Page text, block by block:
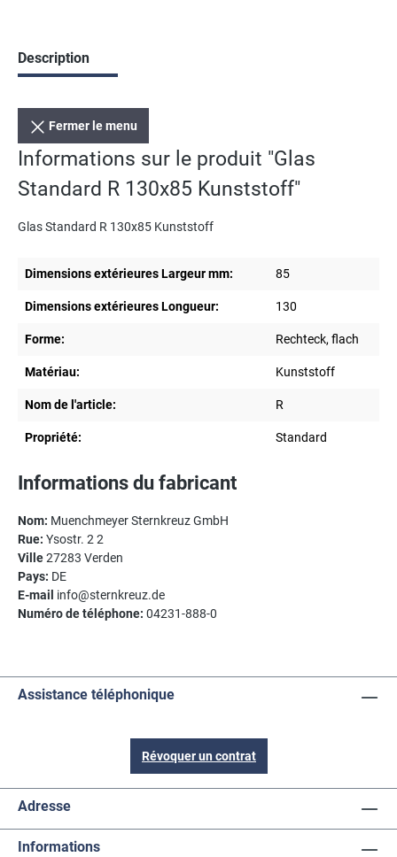
Description
Fermer le menu
Informations sur le produit "Glas
Standard R 130x85 Kunststoff"
Glas Standard R 130x85 Kunststoff
Dimensions extérieures Largeur mm: 85
Dimensions extérieures Longueur: 130
Forme: Rechteck, flach
Matériau: Kunststoff
Nom de l'article: R
Propriété: Standard
Informations du fabricant
Nom: Muenchmeyer Sternkreuz GmbH
Rue: Ysostr. 2 2
Ville27283 Verden
Pays: DE
E-mail info@sternkreuz.de
Numéro de téléphone: 04231-888-0
Assistance téléphonique
Révoquer un contrat
Adresse
Informations